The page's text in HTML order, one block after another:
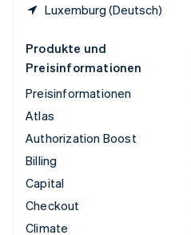
Luxemburg (Deutsch)
Produkte und
Preisinformationen
Preisinformationen
Atlas
Authorization Boost
Billing
Capital
Checkout
Climate